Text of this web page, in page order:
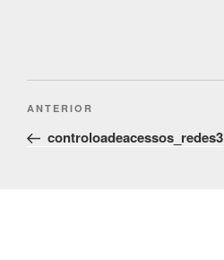
Post
navigation
Conteúdo
anterior
ANTERIOR
controloadeacessos_redes3